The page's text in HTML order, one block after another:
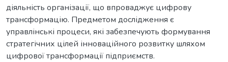
діяльність організації, що впроваджує цифрову
трансформацію. Предметом дослідження є
управлінські процеси, які забезпечують формування
стратегічних цілей інноваційного розвитку шляхом
цифрової трансформації підприємств.